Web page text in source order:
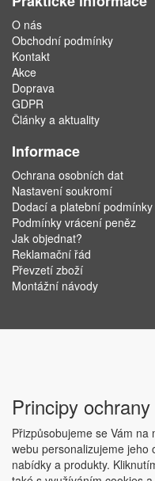
O nás
Obchodní podmínky
Kontakt
Akce
Doprava
GDPR
Články a aktuality
Informace
Ochrana osobních dat
Nastavení soukromí
Dodací a platební podmínky
Podmínky vrácení peněz
Jak objednat?
Reklamační řád
Převzetí zboží
Montážní návody
Copyright ©
Principy
Přizpůsobujeme se Vám
webu personalizujeme jeho
nabídky a produkty.